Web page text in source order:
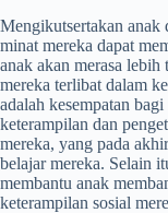
Mengikutsertakan anak
minat mereka dapat
anak akan merasa
mereka terlibat dalam
adalah kesempatan
keterampilan dan
mereka, yang pada
belajar mereka. Selain
membantu anak
keterampilan sosial